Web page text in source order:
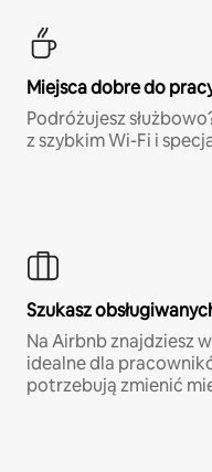
Miejsca dobre do
Podróżujesz
z szybkim Wi-Fi i
Szukasz
Na Airbnb znajdziesz
idealne dla
potrzebują zmienić